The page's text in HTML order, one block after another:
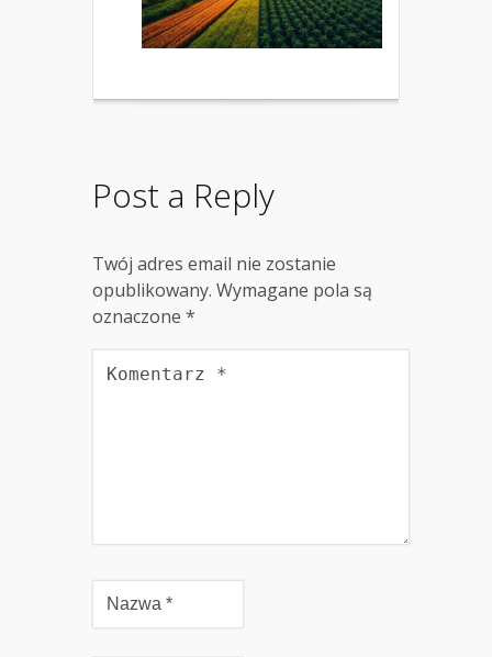
Post a Reply
Twój adres email nie zostanie
opublikowany. Wymagane pola są
oznaczone *